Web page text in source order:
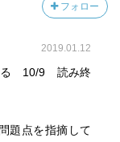
フォロー
2019.01.12
る 10/9 読み終
題点を指摘して